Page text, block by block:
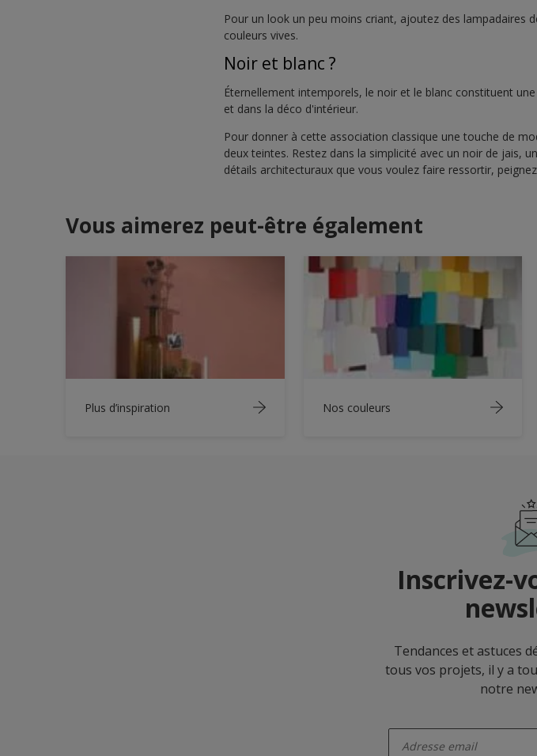
Pour un look un peu moins criant, ajoutez des lampadaires
couleurs vives.
Noir et blanc ?
Éternellement intemporels, le noir et le blanc constituent
et dans la déco d'intérieur.
Pour donner à cette association classique une touche de
deux teintes. Restez dans la simplicité avec un noir de jais,
détails architecturaux que vous voulez faire ressortir,
Vous aimerez peut-être également
Plus d’inspiration Nos couleurs
Inscrivez-
Tendances et astuces
tous vos projets, il y a
notre